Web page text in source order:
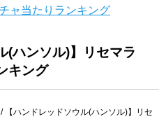
ャ当たりランキング
(ハンソル)】リセマラ
キング
/ 【ハンドレッドソウル(ハンソル)】リセ